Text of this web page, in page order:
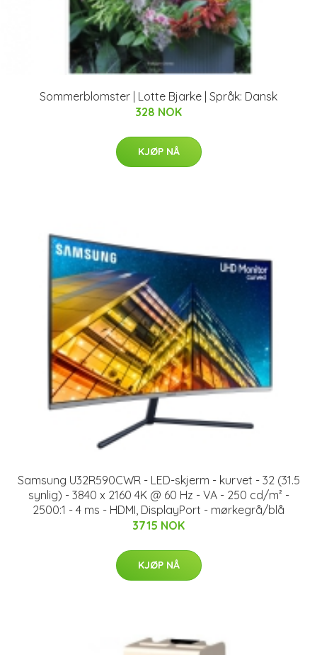
Sommerblomster | Lotte Bjarke | Språk: Dansk
328 NOK
KJØP NÅ
Samsung U32R590CWR - LED-skjerm - kurvet - 32 (31.5
synlig) - 3840 x 2160 4K @ 60 Hz - VA - 250 cd/m² -
2500:1 - 4 ms - HDMI, DisplayPort - mørkegrå/blå
3715 NOK
KJØP NÅ